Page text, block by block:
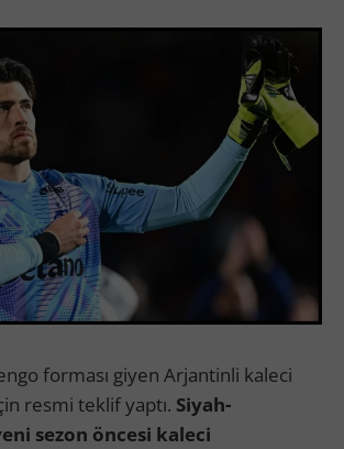
forması giyen Arjantinli kaleci
resmi teklif yaptı. Siyah-
sezon öncesi kaleci